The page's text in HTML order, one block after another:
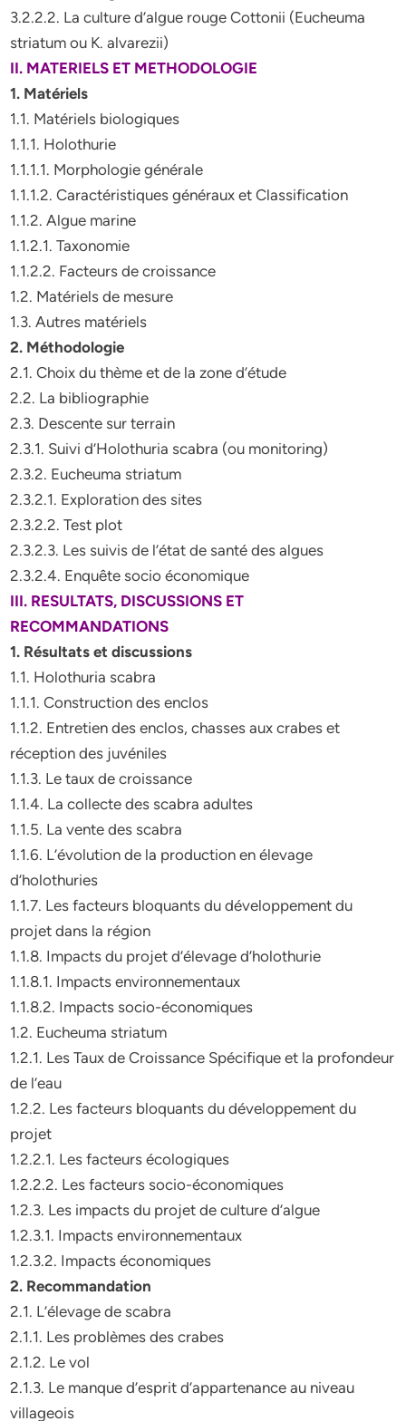
3.2.2.2. La culture d’algue rouge Cottonii (Eucheuma
striatum ou K. alvarezii)
II. MATERIELS ET METHODOLOGIE
1. Matériels
1.1. Matériels biologiques
1.1.1. Holothurie
1.1.1.1. Morphologie générale
1.1.1.2. Caractéristiques généraux et Classification
1.1.2. Algue marine
1.1.2.1. Taxonomie
1.1.2.2. Facteurs de croissance
1.2. Matériels de mesure
1.3. Autres matériels
2. Méthodologie
2.1. Choix du thème et de la zone d’étude
2.2. La bibliographie
2.3. Descente sur terrain
2.3.1. Suivi d’Holothuria scabra (ou monitoring)
2.3.2. Eucheuma striatum
2.3.2.1. Exploration des sites
2.3.2.2. Test plot
2.3.2.3. Les suivis de l’état de santé des algues
2.3.2.4. Enquête socio économique
III. RESULTATS, DISCUSSIONS ET
RECOMMANDATIONS
1. Résultats et discussions
1.1. Holothuria scabra
1.1.1. Construction des enclos
1.1.2. Entretien des enclos, chasses aux crabes et
réception des juvéniles
1.1.3. Le taux de croissance
1.1.4. La collecte des scabra adultes
1.1.5. La vente des scabra
1.1.6. L’évolution de la production en élevage
d’holothuries
1.1.7. Les facteurs bloquants du développement du
projet dans la région
1.1.8. Impacts du projet d’élevage d’holothurie
1.1.8.1. Impacts environnementaux
1.1.8.2. Impacts socio-économiques
1.2. Eucheuma striatum
1.2.1. Les Taux de Croissance Spécifique et la profondeur
de l’eau
1.2.2. Les facteurs bloquants du développement du
projet
1.2.2.1. Les facteurs écologiques
1.2.2.2. Les facteurs socio-économiques
1.2.3. Les impacts du projet de culture d’algue
1.2.3.1. Impacts environnementaux
1.2.3.2. Impacts économiques
2. Recommandation
2.1. L’élevage de scabra
2.1.1. Les problèmes des crabes
2.1.2. Le vol
2.1.3. Le manque d’esprit d’appartenance au niveau
villageois